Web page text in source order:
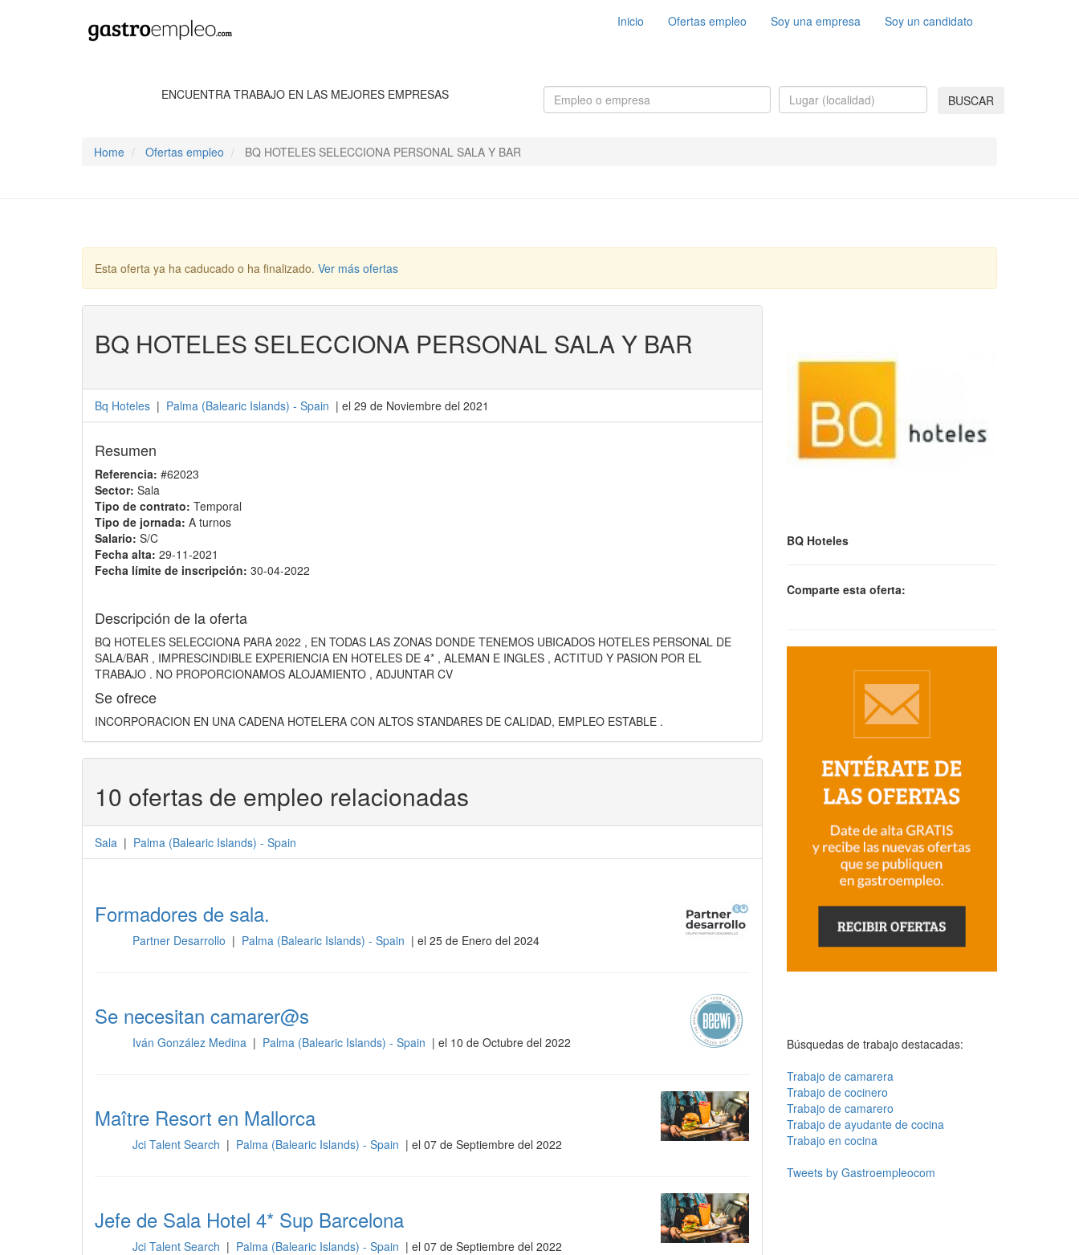
Inicio Ofertas empleo Soy una empresa Soy un candidato
ENCUENTRA TRABAJO EN LAS MEJORES EMPRESAS BUSCAR
Home Ofertas empleo BQ HOTELES SELECCIONA PERSONAL SALA Y BAR
Esta oferta ya ha caducado o ha finalizado. Ver más ofertas
BQ HOTELES SELECCIONA PERSONAL SALA Y BAR
Bq Hoteles | Palma (Balearic Islands) - Spain | el 29 de Noviembre del 2021
Resumen
Referencia: #62023
Sector: Sala
Tipo de contrato: Temporal
Tipo de jornada: A turnos
Salario: S/C
Fecha alta: 29-11-2021
Fecha límite de inscripción: 30-04-2022
Descripción de la oferta
BQ HOTELES SELECCIONA PARA 2022 , EN TODAS LAS ZONAS DONDE TENEMOS UBICADOS HOTELES PERSONAL DE
SALA/BAR , IMPRESCINDIBLE EXPERIENCIA EN HOTELES DE 4* , ALEMAN E INGLES , ACTITUD Y PASION POR EL
TRABAJO . NO PROPORCIONAMOS ALOJAMIENTO , ADJUNTAR CV
Se ofrece
INCORPORACION EN UNA CADENA HOTELERA CON ALTOS STANDARES DE CALIDAD, EMPLEO ESTABLE .
10 ofertas de empleo relacionadas
Sala | Palma (Balearic Islands) - Spain
Formadores de sala.
Partner Desarrollo | Palma (Balearic Islands) - Spain | el 25 de Enero del 2024
Se necesitan camarer@s
Iván González Medina | Palma (Balearic Islands) - Spain | el 10 de Octubre del 2022
Maître Resort en Mallorca
Jci Talent Search | Palma (Balearic Islands) - Spain | el 07 de Septiembre del 2022
Jefe de Sala Hotel 4* Sup Barcelona
Jci Talent Search | Palma (Balearic Islands) - Spain | el 07 de Septiembre del 2022
BQ Hoteles
Comparte esta oferta:
Búsquedas de trabajo destacadas:
Trabajo de camarera
Trabajo de cocinero
Trabajo de camarero
Trabajo de ayudante de cocina
Trabajo en cocina
Tweets by Gastroempleocom